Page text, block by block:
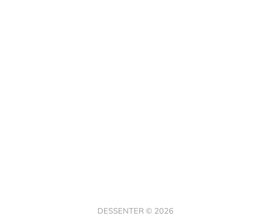
DESSENTER © 2026